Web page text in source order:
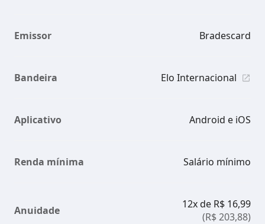
Emissor Bradescard
Bandeira Elo Internacional
Aplicativo Android e iOS
Renda mínima Salário mínimo
Anuidade
12x de R$ 16,99
(R$ 203,88)